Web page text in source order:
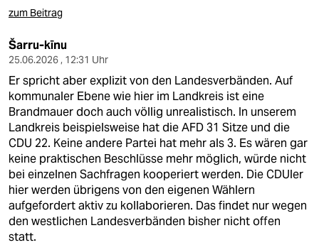
zum Beitrag
Šarru-kīnu
25.06.2026 , 12:31 Uhr
Er spricht aber explizit von den Landesverbänden. Auf
kommunaler Ebene wie hier im Landkreis ist eine
Brandmauer doch auch völlig unrealistisch. In unserem
Landkreis beispielsweise hat die AFD 31 Sitze und die
CDU 22. Keine andere Partei hat mehr als 3. Es wären gar
keine praktischen Beschlüsse mehr möglich, würde nicht
bei einzelnen Sachfragen kooperiert werden. Die CDUler
hier werden übrigens von den eigenen Wählern
aufgefordert aktiv zu kollaborieren. Das findet nur wegen
den westlichen Landesverbänden bisher nicht offen
statt.